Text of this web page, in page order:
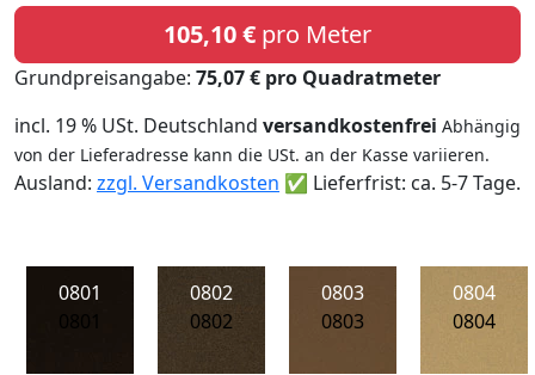
105,10 € pro Meter
Grundpreisangabe: 75,07 € pro Quadratmeter
incl. 19 % USt. Deutschland versandkostenfrei Abhängig
von der Lieferadresse kann die USt. an der Kasse variieren.
Ausland: zzgl. Versandkosten ✅ Lieferfrist: ca. 5-7 Tage.
0801
0802
0802
0803
0803
0804
0804